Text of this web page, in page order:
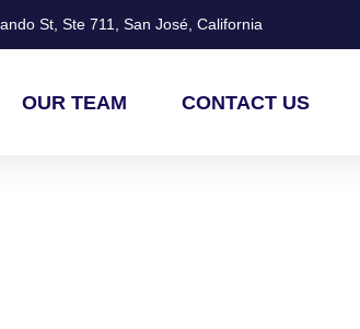
St, Ste 711, San José, California
OUR TEAM CONTACT US